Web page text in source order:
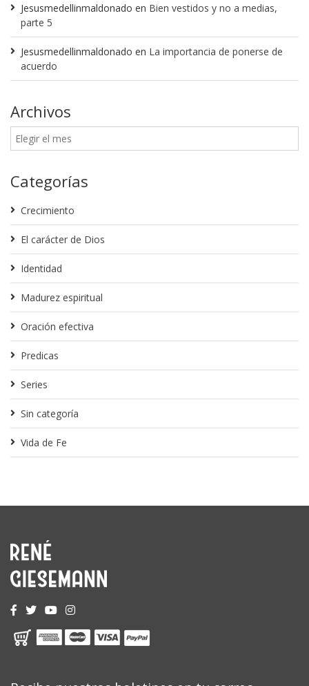
Jesusmedellinmaldonado en Bien vestidos y no a medias,
parte 5
Jesusmedellinmaldonado en La importancia de ponerse de
acuerdo
Archivos
Categorías
Crecimiento
El carácter de Dios
Identidad
Madurez espiritual
Oración efectiva
Predicas
Series
Sin categoría
Vida de Fe